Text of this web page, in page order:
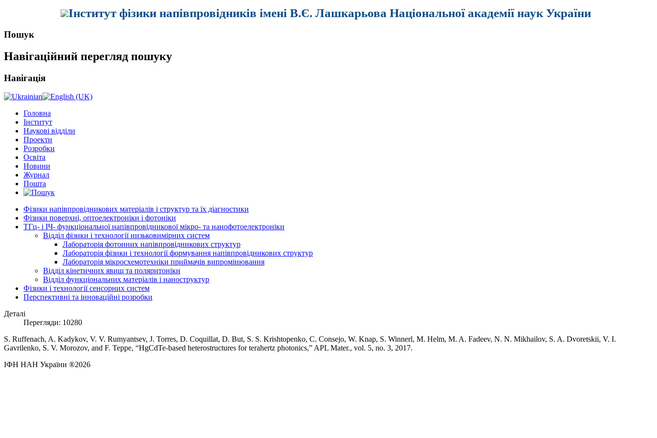
Інститут фізики напівпровідників імені В.Є. Лашкарьова Національної академії наук України
Пошук
Навігаційний перегляд пошуку
Навігація
Головна
Інститут
Наукові відділи
Проекти
Розробки
Освіта
Новини
Журнал
Пошта
Фізики напівпровідникових матеріалів і структур та їх діагностики
Фізики поверхні, оптоелектроніки і фотоніки
ТГц- і ІЧ- функціональної напівпровідникової мікро- та нанофотоелектроніки
Відділ фізики і технології низьковимірних систем
Лабораторія фотонних напівпровідникових структур
Лабораторія фізики і технології формування напівпровідникових структур
Лабораторія мікросхемотехніки приймачів випромінювання
Відділ кінетичних явищ та поляритоніки
Відділ функціональних матеріалів і наноструктур
Фізики і технології сенсорних систем
Перспективні та інноваційні розробки
Деталі
Перегляди: 10280
S. Ruffenach, A. Kadykov, V. V. Rumyantsev, J. Torres, D. Coquillat, D. But, S. S. Krishtopenko, C. Consejo, W. Knap, S. Winnerl, M. Helm, M. A. Fadeev, N. N. Mikhailov, S. A. Dvoretskii, V. I.
Gavrilenko, S. V. Morozov, and F. Teppe, “HgCdTe-based heterostructures for terahertz photonics,” APL Mater., vol. 5, no. 3, 2017.
ІФН НАН України ®2026